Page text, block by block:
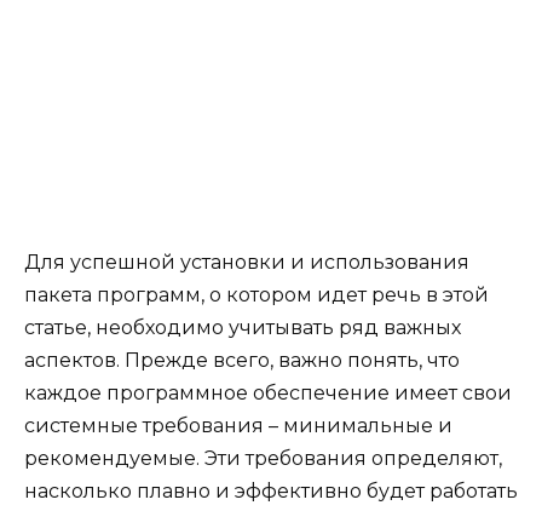
Для успешной установки и использования
пакета программ, о котором идет речь в этой
статье, необходимо учитывать ряд важных
аспектов. Прежде всего, важно понять, что
каждое программное обеспечение имеет свои
системные требования – минимальные и
рекомендуемые. Эти требования определяют,
насколько плавно и эффективно будет работать